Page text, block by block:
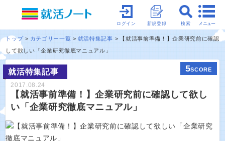
メニュー
検索
新規登録
ログイン
トップ カテゴリー一覧 就活特集記事
【就活事前準備！】企業研究前に確認
して欲しい「企業研究徹底マニュアル」
就活特集記事 5SCORE
2017.08.24
【就活事前準備！】企業研究前に確認して欲し
い「企業研究徹底マニュアル」